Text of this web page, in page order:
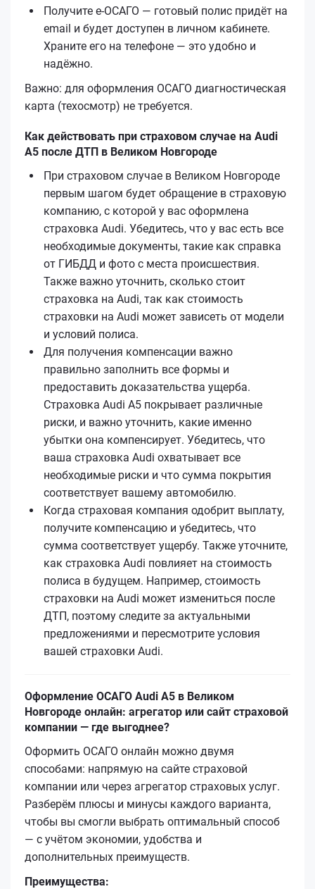
Получите е‑ОСАГО — готовый полис придёт на
email и будет доступен в личном кабинете.
Храните его на телефоне — это удобно и
надёжно.
Важно: для оформления ОСАГО диагностическая
карта (техосмотр) не требуется.
Как действовать при страховом случае на Audi
A5 после ДТП в Великом Новгороде
При страховом случае в Великом Новгороде
первым шагом будет обращение в страховую
компанию, с которой у вас оформлена
страховка Audi. Убедитесь, что у вас есть все
необходимые документы, такие как справка
от ГИБДД и фото с места происшествия.
Также важно уточнить, сколько стоит
страховка на Audi, так как стоимость
страховки на Audi может зависеть от модели
и условий полиса.
Для получения компенсации важно
правильно заполнить все формы и
предоставить доказательства ущерба.
Страховка Audi А5 покрывает различные
риски, и важно уточнить, какие именно
убытки она компенсирует. Убедитесь, что
ваша страховка Audi охватывает все
необходимые риски и что сумма покрытия
соответствует вашему автомобилю.
Когда страховая компания одобрит выплату,
получите компенсацию и убедитесь, что
сумма соответствует ущербу. Также уточните,
как страховка Audi повлияет на стоимость
полиса в будущем. Например, стоимость
страховки на Audi может измениться после
ДТП, поэтому следите за актуальными
предложениями и пересмотрите условия
вашей страховки Audi.
Оформление ОСАГО Audi A5 в Великом
Новгороде онлайн: агрегатор или сайт страховой
компании — где выгоднее?
Оформить ОСАГО онлайн можно двумя
способами: напрямую на сайте страховой
компании или через агрегатор страховых услуг.
Разберём плюсы и минусы каждого варианта,
чтобы вы смогли выбрать оптимальный способ
— с учётом экономии, удобства и
дополнительных преимуществ.
Преимущества: